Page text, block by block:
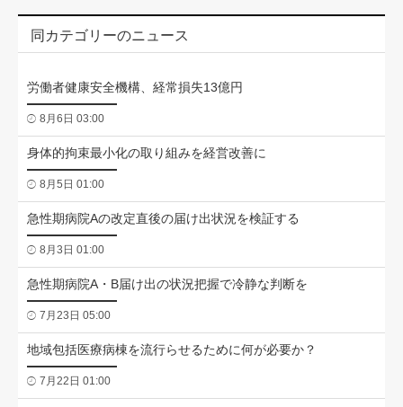
同カテゴリーのニュース
労働者健康安全機構、経常損失13億円
8月6日 03:00
身体的拘束最小化の取り組みを経営改善に
8月5日 01:00
急性期病院Aの改定直後の届け出状況を検証する
8月3日 01:00
急性期病院A・B届け出の状況把握で冷静な判断を
7月23日 05:00
地域包括医療病棟を流行らせるために何が必要か？
7月22日 01:00